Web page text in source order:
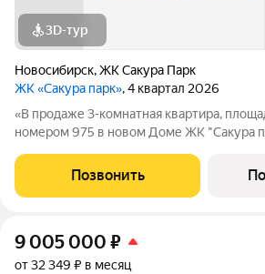
3D-тур
Новосибирск,ЖК Сакура Парк
ЖК «Сакура парк», 4 квартал 2026
«В продаже 3-комнатная квартира,
номером 975 в новом Доме ЖК "Сакура
расположенный в новом центре, в
станции метро «Октябрьская».
Позвонить
9 005 000 ₽
от 32 349 ₽ в месяц